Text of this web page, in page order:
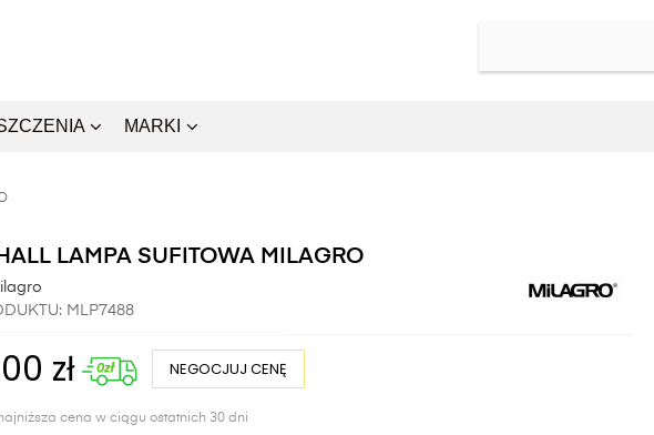
MARKI
LAMPA SUFITOWA MILAGRO
MLP7488
zł NEGOCJUJ CENĘ
najniższa cena w ciągu ostatnich 30 dni